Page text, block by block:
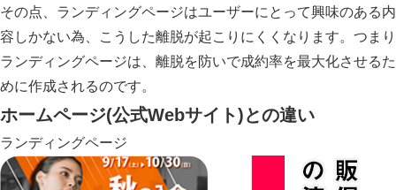
その点、ランディングページはユーザーにとって興味のある内
容しかない為、こうした離脱が起こりにくくなります。つまり
ランディングページは、離脱を防いで成約率を最大化させるた
めに作成されるのです。
ホームページ(公式Webサイト)との違い
ランディングページ